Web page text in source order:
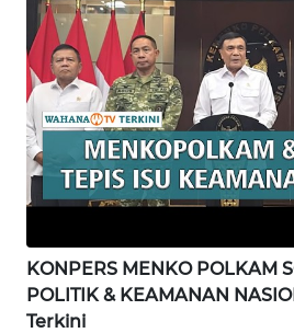
KONPERS MENKO POLKAM
POLITIK & KEAMANAN
Terkini
WN
LABUHANBATU
WN
TAPANULI
TENGAH
SERDANG
WN